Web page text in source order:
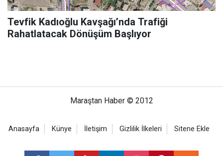
Tevfik Kadıoğlu Kavşağı’nda Trafiği
Rahatlatacak Dönüşüm Başlıyor
Maraştan Haber © 2012
Anasayfa Künye İletişim Gizlilik İlkeleri Sitene Ekle